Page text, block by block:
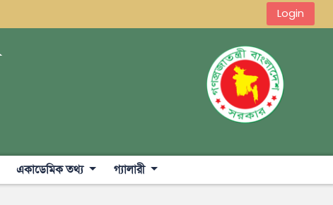
Login
একাডেমিক তথ্য গ্যালারী